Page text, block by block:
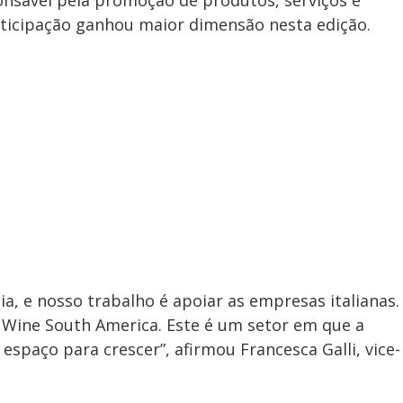
ganhou maior dimensão nesta edição.
e nosso trabalho é apoiar as empresas italianas.
South America. Este é um setor em que a
para crescer”, afirmou Francesca Galli, vice-